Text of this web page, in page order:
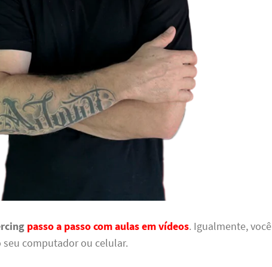
passo a passo com aulas em vídeos. Igualmente, você
computador ou celular.